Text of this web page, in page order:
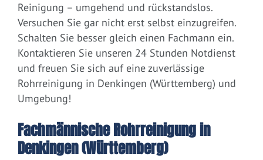
Reinigung – umgehend und rückstandslos.
Versuchen Sie gar nicht erst selbst einzugreifen.
Schalten Sie besser gleich einen Fachmann ein.
Kontaktieren Sie unseren 24 Stunden Notdienst
und freuen Sie sich auf eine zuverlässige
Rohrreinigung in Denkingen (Württemberg) und
Umgebung!
Fachmännische Rohrreinigung in
Denkingen (Württemberg)